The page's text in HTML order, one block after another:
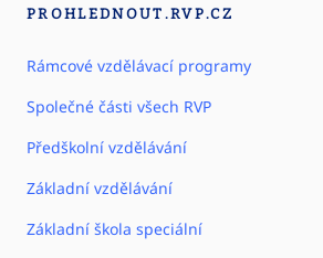
PROHLEDNOUT.RVP.CZ
Rámcové vzdělávací programy
Společné části všech RVP
Předškolní vzdělávání
Základní vzdělávání
Základní škola speciální